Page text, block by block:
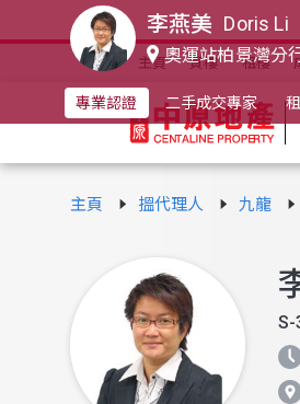
主頁 買樓 租樓
主頁 搵代理人 九龍
S-
李燕美 Doris Li
奧運站柏景灣分
專業認證 二手成交專家